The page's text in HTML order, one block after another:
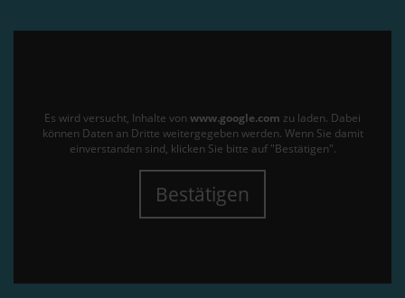
Es wird versucht, Inhalte von www.google.com zu laden. Dabei
können Daten an Dritte weitergegeben werden. Wenn Sie damit
einverstanden sind, klicken Sie bitte auf "Bestätigen".
Bestätigen